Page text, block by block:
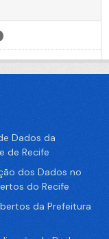
Dados da
de Recife
dos Dados no
do Recife
da Prefeitura